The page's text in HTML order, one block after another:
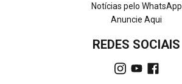
Notícias pelo WhatsApp
Anuncie Aqui
REDES SOCIAIS